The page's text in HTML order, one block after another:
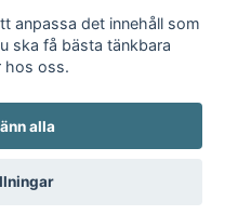
Moshie
anpassa det innehåll som
ska få bästa tänkbara
hos oss.
alla